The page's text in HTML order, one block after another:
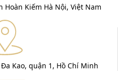
Hoàn Kiếm Hà Nội, Việt Nam
Kao, quận 1, Hồ Chí Minh